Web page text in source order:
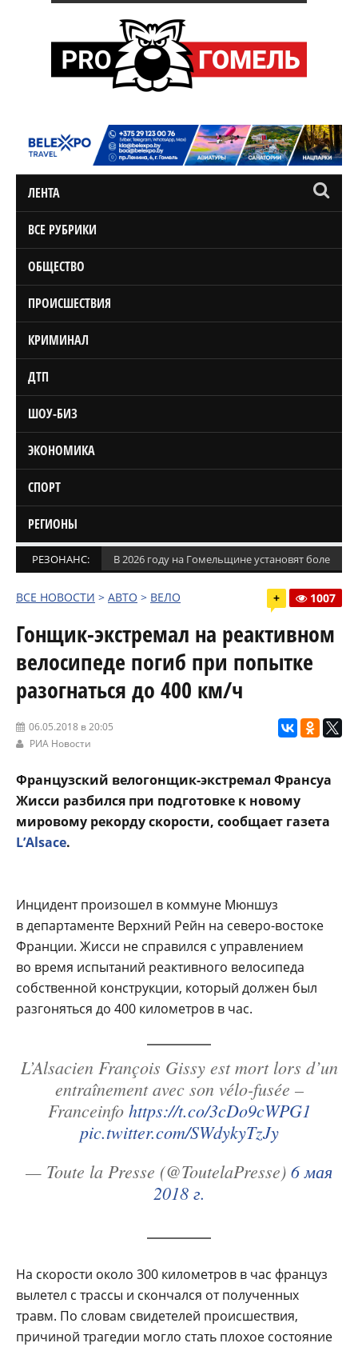
ЛЕНТА
ВСЕ РУБРИКИ
ОБЩЕСТВО
ПРОИСШЕСТВИЯ
КРИМИНАЛ
ДТП
ШОУ-БИЗ
ЭКОНОМИКА
СПОРТ
РЕГИОНЫ
РЕЗОНАНС: В 2026 году на Гомельщине установят более
ВСЕ НОВОСТИ > АВТО > ВЕЛО + 1007
Гонщик-экстремал на реактивном
велосипеде погиб при попытке
разогнаться до 400 км/ч
06.05.2018 в 20:05
РИА Новости
Французский велогонщик-экстремал Франсуа
Жисси разбился при подготовке к новому
мировому рекорду скорости, сообщает газета
L’Alsace.
Инцидент произошел в коммуне Мюншуз
в департаменте Верхний Рейн на северо-востоке
Франции. Жисси не справился с управлением
во время испытаний реактивного велосипеда
собственной конструкции, который должен был
разгоняться до 400 километров в час.
L’Alsacien François Gissy est mort lors d’un
entraînement avec son vélo-fusée –
Franceinfo https://t.co/3cDo9cWPG1
pic.twitter.com/SWdykyTzJy
— Toute la Presse (@ToutelaPresse) 6 мая
2018 г.
На скорости около 300 километров в час француз
вылетел с трассы и скончался от полученных
травм. По словам свидетелей происшествия,
причиной трагедии могло стать плохое состояние